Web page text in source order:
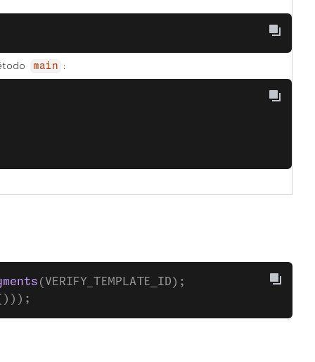
main :
(VERIFY_TEMPLATE_ID);